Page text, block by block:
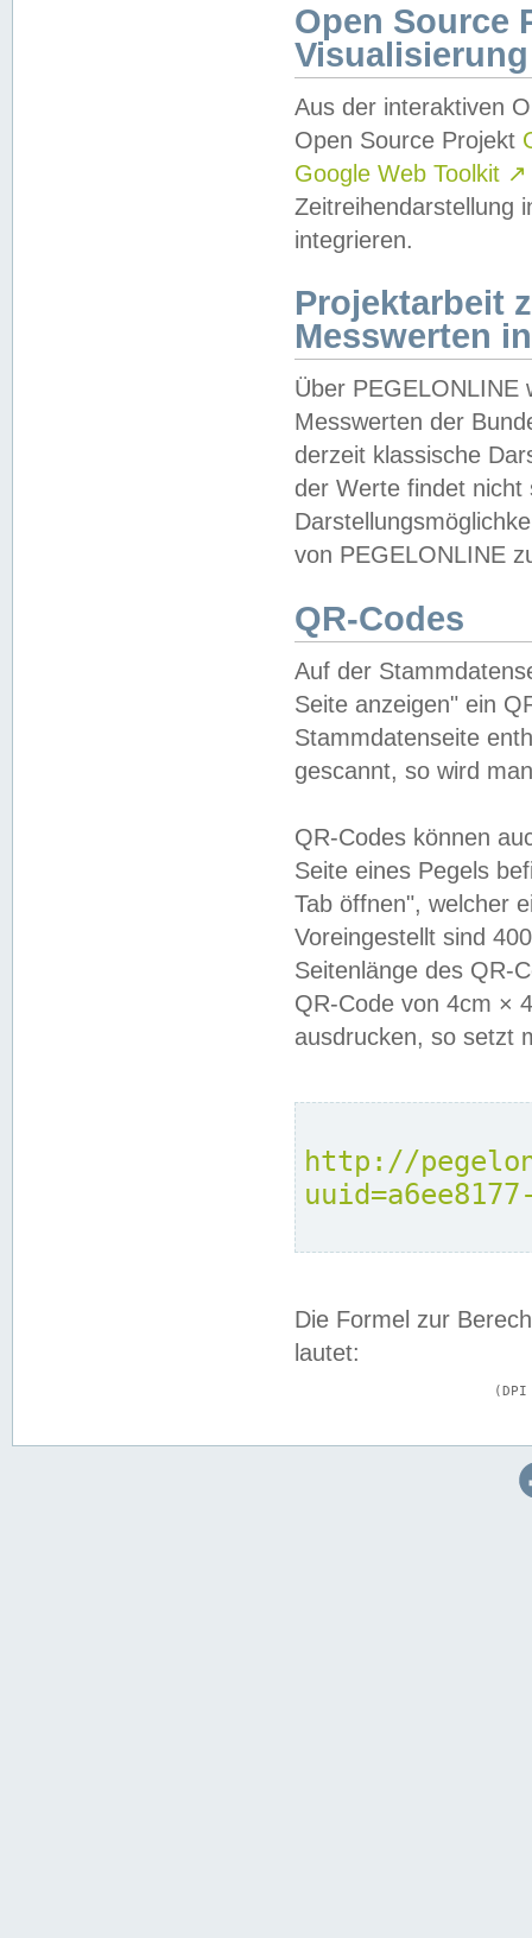
Open Source
Visualisierung
Aus der interaktiven
Open Source Projekt
Google Web Toolkit ↗
Zeitreihendarstellung
integrieren.
Projektarbeit
Messwerten
Über PEGELONLINE
Messwerten der
derzeit klassische
der Werte findet
von PEGELONLINE
QR-Codes
Auf der
Seite anzeigen" ein
Stammdatenseite
gescannt, so wird
QR-Codes können
Seite eines Pegels
Tab öffnen", welcher
Voreingestellt sind
Seitenlänge des QR-
QR-Code von 4cm ×
ausdrucken, so setzt
http://
Die Formel zur
lautet: